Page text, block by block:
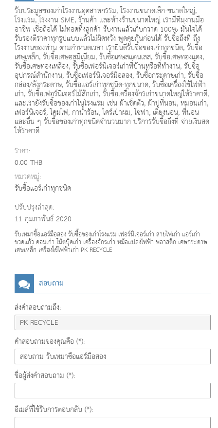
รับประมูลของเก่าโรงงานอุตสาหกรรม, โรงงานขนาดเล็ก-ขนาดใหญ่,
โรงแรม, โรงงาน SME, ร้านค้า และห้างร้านขนาดใหญ่ เรามีทีมงานมือ
อาชีพ เชื่อถือได้ ไม่ทอดทิ้งลูกค้า รับงานแล้วเก็บกวาด 100% มั่นใจได้
รับรองตีราคาทุกรูปแบบแล้วไม่ผิดหวัง พูดคุยกันก่อนได้ รับซื้อถึงที่ ถึง
โรงงานของท่าน ตามกำหนดเวลา เรายินดีรับซื้อของเก่าทุกชนิด, รับซื้อ
เศษเหล็ก, รับซื้อเศษอลูมิเนียม, รับซื้อเศษสแตนเลส, รับซื้อเศษทองแดง,
รับซื้อเศษทองเหลือง, รับซื้อเฟอร์นิเจอร์เก่าที่บ้านหรือที่ทำงาน, รับซื้อ
อุปกรณ์สำนักงาน, รับซื้อเฟอร์นิเจอร์มือสอง, รับซื้อกระดาษเก่า, รับซื้อ
กล่อง/ลังกระดาษ, รับซื้อแอร์เก่าทุกชนิด-ทุกขนาด, รับซื้อเครื่องใช้ไฟฟ้า
เก่า, รับซื้อเฟอร์นิเจอร์ไม้สักเก่า, รับซื้อเครื่องจักรเก่าขนาดใหญ่ให้ราคาดี,
และเรายังรับซื้อของเก่าในโรงแรม เช่น ผ้าเช็ดตัว, ผ้าปูที่นอน, หมอนเก่า,
เฟอร์นิเจอร์, โคมไฟ, กาน้ำร้อน, ไดร์เป่าผม, โซฟา, เตียงนอน, ที่นอน
และอื่น ๆ รับซื้อของเก่าทุกชนิดจำนวนมาก บริการรับซื้อถึงที่ จ่ายเงินสด
ให้ราคาดี
ราคา:
0.00 THB
หมวดหมู่:
รับซื้อแอร์เก่าทุกชนิด
ปรับปรุงล่าสุด:
11 กุมภาพันธ์ 2020
รับเหมาซื้อแอร์มือสอง รับซื้อของเก่าโรงแรม เฟอร์นิเจอร์เก่า สายไฟเก่า แอร์เก่า
ขวดแก้ว คอมเก่า โน๊ตบุ๊คเก่า เครื่องจักรเก่า หม้อแปลงไฟฟ้า พลาสติก เศษกระดาษ
เศษเหล็ก เครื่องใช้ไฟฟ้าเก่า PK RECYCLE
สอบถาม
ส่งคำสอบถามถึง:
คำสอบถามของคุณคือ (*):
ชื่อผู้ส่งคำสอบถาม (*):
อีเมล์ที่ใช้รับการตอบกลับ (*):